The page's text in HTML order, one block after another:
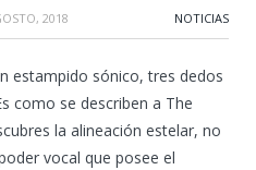
2018 NOTICIAS
estampido sónico, tres dedos
como se describen a The
la alineación estelar, no
vocal que posee el